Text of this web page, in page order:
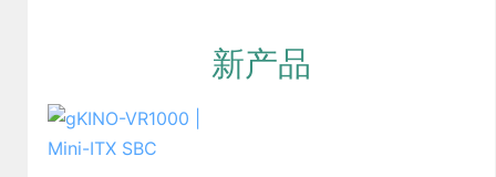
新产品